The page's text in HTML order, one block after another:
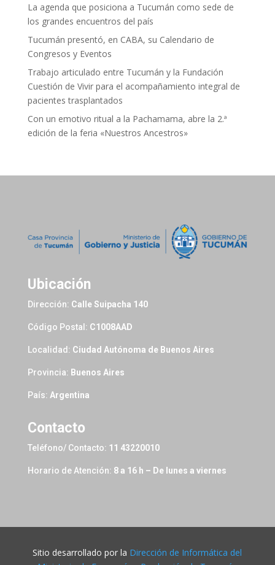
La agenda que posiciona a Tucumán como sede de
los grandes encuentros del país
Tucumán presentó, en CABA, su Calendario de
Congresos y Eventos
Trabajo articulado entre Tucumán y la Fundación
Cuestión de Vivir para el acompañamiento integral de
pacientes trasplantados
Con un emotivo ritual a la Pachamama, abre la 2.ª
edición de la feria «Nuestros Ancestros»
Ubicación
Dirección: Calle Suipacha 140
Código Postal: C1008AAD
Localidad: Ciudad Autónoma de Buenos Aires
Provincia: Buenos Aires
País: Argentina
Contacto
Teléfono/ Contacto: 11 43220010
Horario de Atención: 8 a 16 h – De lunes a viernes
Sitio desarrollado por la Dirección de Informática del